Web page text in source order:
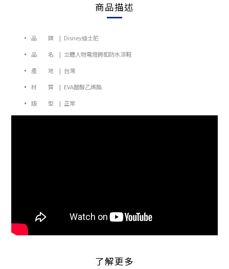
商品描述
▪ 品 牌 | Disney迪士尼
▪ 品 名 | 立體人物電燈飾釦防水涼鞋
▪ 產 地 | 台灣
▪ 材 質 | EVA醋酸乙烯酯
▪ 版 型 | 正常
了解更多